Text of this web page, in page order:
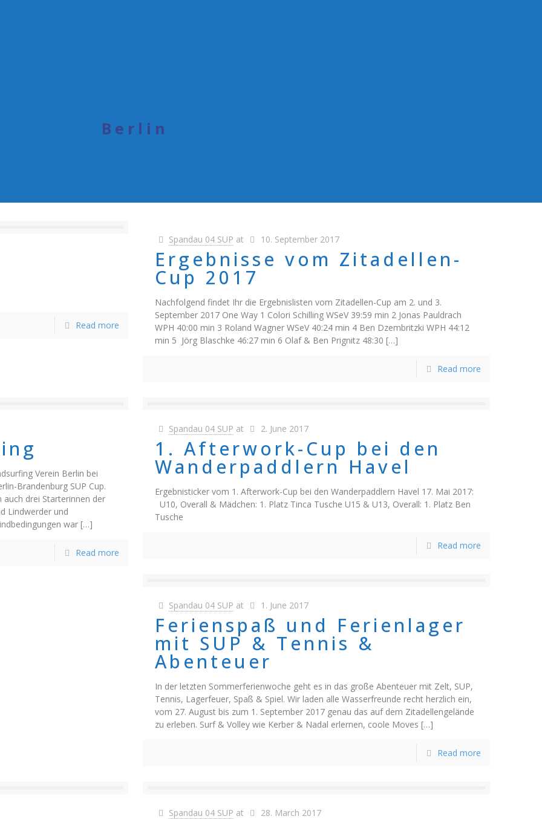
Berlin
Read more
Spandau 04 SUP at 10. September 2017
Ergebnisse vom Zitadellen-
Cup 2017
Nachfolgend findet Ihr die Ergebnislisten vom Zitadellen-Cup am 2. und 3.
September 2017 One Way 1 Colori Schilling WSeV 39:59 min 2 Jonas Pauldrach
WPH 40:00 min 3 Roland Wagner WSeV 40:24 min 4 Ben Dzembritzki WPH 44:12
min 5 Jörg Blaschke 46:27 min 6 Olaf & Ben Prignitz 48:30 […]
Read more
Verein Berlin bei
Brandenburg SUP Cup.
auch drei Starterinnen der
Lindwerder und
war […]
Read more
Spandau 04 SUP at 2. June 2017
1. Afterwork-Cup bei den
Wanderpaddlern Havel
Ergebnisticker vom 1. Afterwork-Cup bei den Wanderpaddlern Havel 17. Mai 2017:
U10, Overall & Mädchen: 1. Platz Tinca Tusche U15 & U13, Overall: 1. Platz Ben
Tusche
Read more
Spandau 04 SUP at 1. June 2017
Ferienspaß und Ferienlager
mit SUP & Tennis &
Abenteuer
In der letzten Sommerferienwoche geht es in das große Abenteuer mit Zelt, SUP,
Tennis, Lagerfeuer, Spaß & Spiel. Wir laden alle Wasserfreunde recht herzlich ein,
vom 27. August bis zum 1. September 2017 genau das auf dem Zitadellengelände
zu erleben. Surf & Volley wie Kerber & Nadal erlernen, coole Moves […]
Read more
Spandau 04 SUP at 28. March 2017